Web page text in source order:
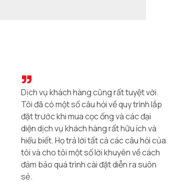
Giá ống cũng rất hợp lý. Tôi đã có thể
tiết kiệm được một số tiền khi mua hàng,
điều đó thật tuyệt vời. Tôi biết rằng tôi
đã có được một hợp đồng tốt và tôi sẽ
không phải lo lắng về việc sớm thay thế
ống uốn giàn thép xây dựng. Nhìn chung,
Tôi rất vui vì việc mua hàng đó. Ống uốn
giàn thép chính xác là thứ tôi đang tìm